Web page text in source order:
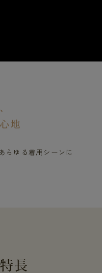
地
らゆる着用シーンに
特長